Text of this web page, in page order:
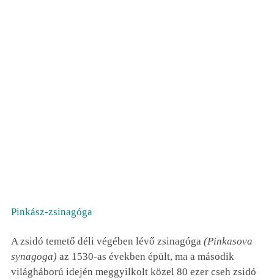
Pinkász-zsinagóga
A zsidó temető déli végében lévő zsinagóga (Pinkasova
synagoga) az 1530-as években épült, ma a második
világháború idején meggyilkolt közel 80 ezer cseh zsidó